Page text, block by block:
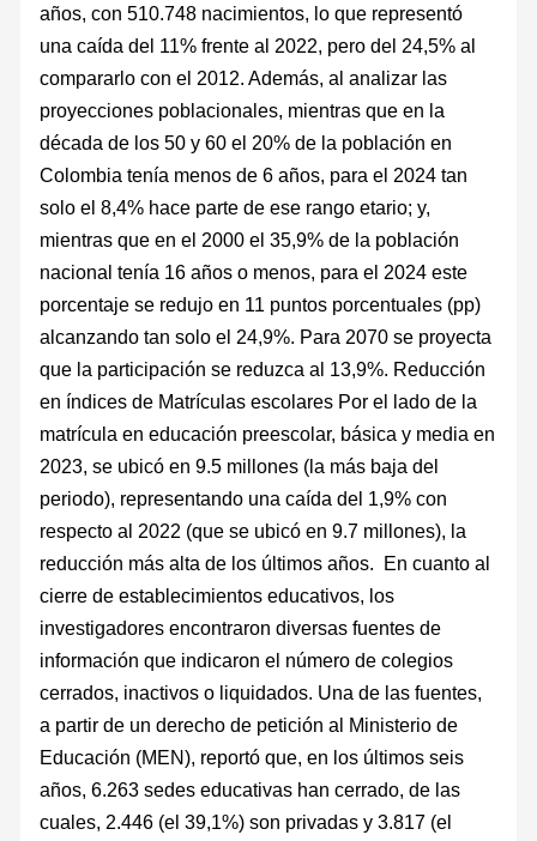
años, con 510.748 nacimientos, lo que representó
una caída del 11% frente al 2022, pero del 24,5% al
compararlo con el 2012. Además, al analizar las
proyecciones poblacionales, mientras que en la
década de los 50 y 60 el 20% de la población en
Colombia tenía menos de 6 años, para el 2024 tan
solo el 8,4% hace parte de ese rango etario; y,
mientras que en el 2000 el 35,9% de la población
nacional tenía 16 años o menos, para el 2024 este
porcentaje se redujo en 11 puntos porcentuales (pp)
alcanzando tan solo el 24,9%. Para 2070 se proyecta
que la participación se reduzca al 13,9%. Reducción
en índices de Matrículas escolares Por el lado de la
matrícula en educación preescolar, básica y media en
2023, se ubicó en 9.5 millones (la más baja del
periodo), representando una caída del 1,9% con
respecto al 2022 (que se ubicó en 9.7 millones), la
reducción más alta de los últimos años. En cuanto al
cierre de establecimientos educativos, los
investigadores encontraron diversas fuentes de
información que indicaron el número de colegios
cerrados, inactivos o liquidados. Una de las fuentes,
a partir de un derecho de petición al Ministerio de
Educación (MEN), reportó que, en los últimos seis
años, 6.263 sedes educativas han cerrado, de las
cuales, 2.446 (el 39,1%) son privadas y 3.817 (el